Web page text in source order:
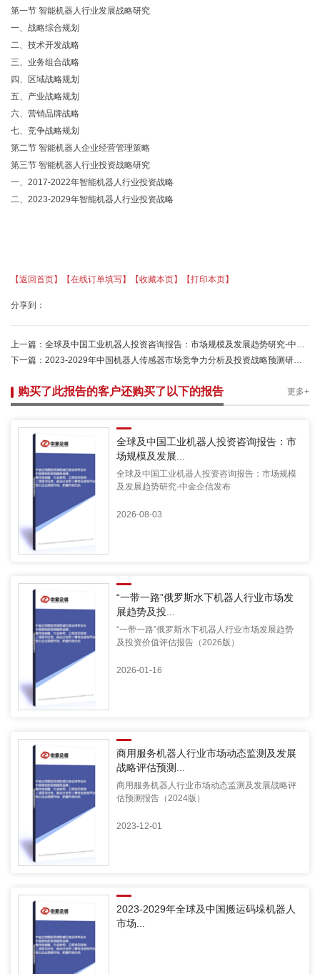
第一节 智能机器人行业发展战略研究
一、战略综合规划
二、技术开发战略
三、业务组合战略
四、区域战略规划
五、产业战略规划
六、营销品牌战略
七、竞争战略规划
第二节 智能机器人企业经营管理策略
第三节 智能机器人行业投资战略研究
一、2017-2022年智能机器人行业投资战略
二、2023-2029年智能机器人行业投资战略
【返回首页】 【在线订单填写】 【收藏本页】 【打印本页】
分享到：
上一篇： 全球及中国工业机器人投资咨询报告：市场规模及发展趋势研究-中金企信发布
下一篇： 2023-2029年中国机器人传感器市场竞争力分析及投资战略预测研发报告
购买了此报告的客户还购买了以下的报告 更多+
全球及中国工业机器人投资咨询报告：市
场规模及发展...
全球及中国工业机器人投资咨询报告：市场规模
及发展趋势研究-中金企信发布
2026-08-03
“一带一路”俄罗斯水下机器人行业市场发
展趋势及投...
“一带一路”俄罗斯水下机器人行业市场发展趋势
及投资价值评估报告（2026版）
2026-01-16
商用服务机器人行业市场动态监测及发展
战略评估预测...
商用服务机器人行业市场动态监测及发展战略评
估预测报告（2024版）
2023-12-01
2023-2029年全球及中国搬运码垛机器人
市场...